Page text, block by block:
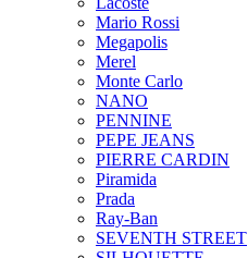
Mario Rossi
Megapolis
Merel
Monte Carlo
NANO
PENNINE
PEPE JEANS
PIERRE CARDIN
Piramida
Prada
Ray-Ban
SEVENTH STREET